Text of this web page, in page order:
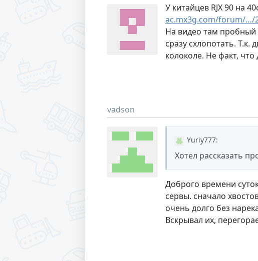
У китайцев RJX 90 на
ac.mx3g.com/forum/…/
На видео там пробный
сразу схлопотать. Т.к.
колоколе. Не факт,
vadson
Yuriy777:
Хотел рассказать
Доброго времени
сервы. сначало
очень долго без
Вскрывал их,